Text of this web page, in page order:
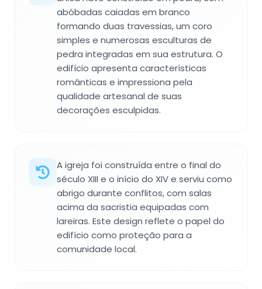
abóbadas caiadas em branco
formando duas travessias, um coro
simples e numerosas esculturas de
pedra integradas em sua estrutura. O
edifício apresenta características
românticas e impressiona pela
qualidade artesanal de suas
decorações esculpidas.
A igreja foi construída entre o final do
século XIII e o início do XIV e serviu como
abrigo durante conflitos, com salas
acima da sacristia equipadas com
lareiras. Este design reflete o papel do
edifício como proteção para a
comunidade local.